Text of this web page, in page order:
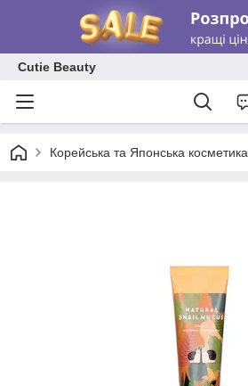
Cutie Beauty
Корейська та Японська косметика